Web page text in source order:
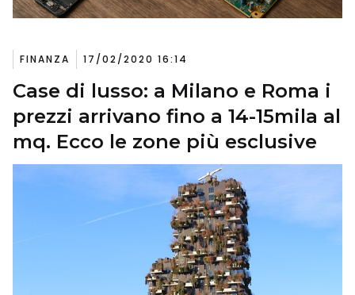
FINANZA 17/02/2020 16:14
Case di lusso: a Milano e Roma i
prezzi arrivano fino a 14-15mila al
mq. Ecco le zone più esclusive